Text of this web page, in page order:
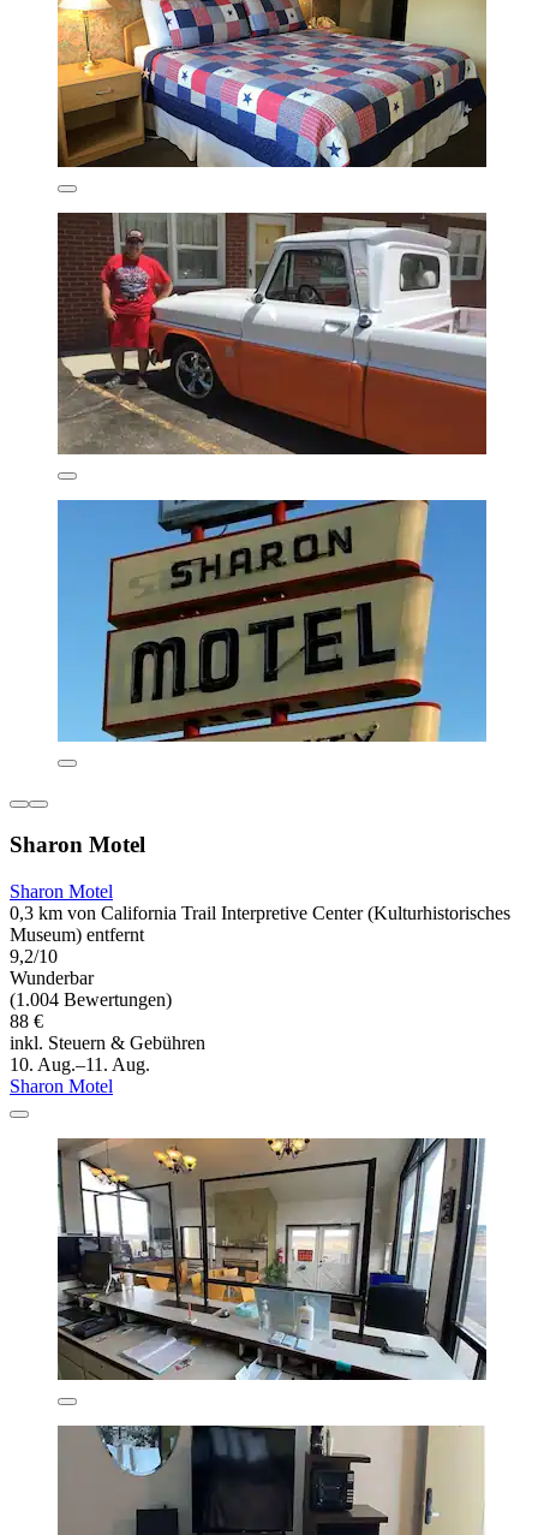
Sharon Motel
Sharon Motel
0,3 km von California Trail Interpretive Center (Kulturhistorisches
Museum) entfernt
9,2/10
Wunderbar
(1.004 Bewertungen)
88 €
inkl. Steuern & Gebühren
10. Aug.–11. Aug.
Sharon Motel